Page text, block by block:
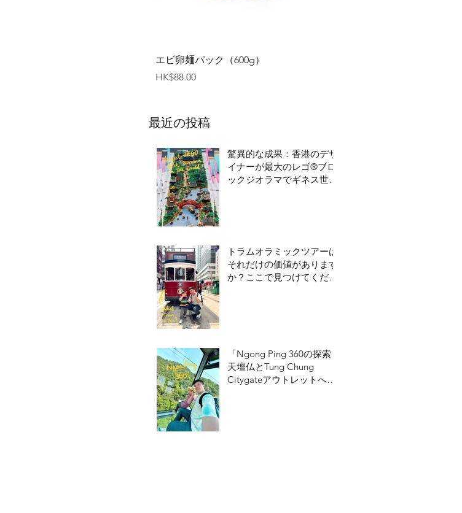
クイックビュー
エビ卵麺パック（600g）
価格
HK$88.00
最近の投稿
驚異的な成果：香港のデザ
イナーが最大のレゴ®ブロ
ックジオラマでギネス世界
トラムオラミックツアーは
それだけの価値があります
か？ここで見つけてくださ
「Ngong Ping 360の探索：
天壇仏とTung Chung
Citygateアウトレットへの